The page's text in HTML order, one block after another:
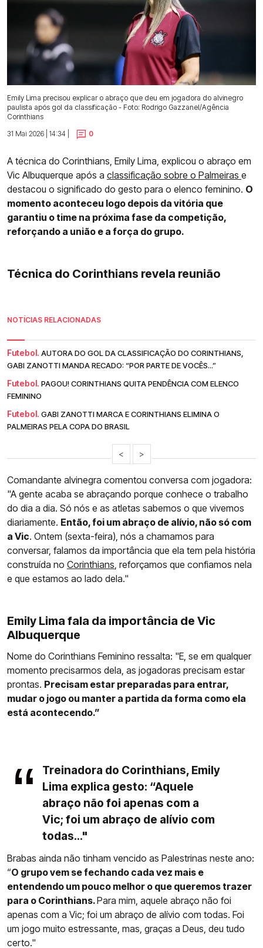
Emily Lima precisou explicar o abraço que deu em jogadora do alvinegro
paulista após gol da classificação - Foto: Rodrigo Gazzanel/Agência
Corinthians
31 Mai 2026 | 14:34 |
0
A técnica do Corinthians, Emily Lima, explicou o abraço em
Vic Albuquerque após a classificação sobre o Palmeiras e
destacou o significado do gesto para o elenco feminino. O
momento aconteceu logo depois da vitória que
garantiu o time na próxima fase da competição,
reforçando a união e a força do grupo.
Técnica do Corinthians revela reunião
NOTÍCIAS RELACIONADAS
Futebol. AUTORA DO GOL DA CLASSIFICAÇÃO DO CORINTHIANS,
GABI ZANOTTI MANDA RECADO: “POR PARTE DE VOCÊS...”
Futebol. PAGOU! CORINTHIANS QUITA PENDÊNCIA COM ELENCO
FEMININO
Futebol. GABI ZANOTTI MARCA E CORINTHIANS ELIMINA O
PALMEIRAS PELA COPA DO BRASIL
< >
Comandante alvinegra comentou conversa com jogadora:
"A gente acaba se abraçando porque conhece o trabalho
do dia a dia. Só nós e as atletas sabemos o que vivemos
diariamente. Então, foi um abraço de alívio, não só com
a Vic. Ontem (sexta-feira), nós a chamamos para
conversar, falamos da importância que ela tem pela história
construída no Corinthians , reforçamos que confiamos nela
e que estamos ao lado dela."
Emily Lima fala da importância de Vic
Albuquerque
Nome do Corinthians Feminino ressalta: "E, se em qualquer
momento precisarmos dela, as jogadoras precisam estar
prontas. Precisam estar preparadas para entrar,
mudar o jogo ou manter a partida da forma como ela
está acontecendo.”
Treinadora do Corinthians, Emily
Lima explica gesto: “Aquele
abraço não foi apenas com a
Vic; foi um abraço de alívio com
todas..."
Brabas ainda não tinham vencido as Palestrinas neste ano:
“O grupo vem se fechando cada vez mais e
entendendo um pouco melhor o que queremos trazer
para o Corinthians.Para mim, aquele abraço não foi
apenas com a Vic; foi um abraço de alívio com todas. Foi
um jogo muito estressante, mas, graças a Deus, deu tudo
certo."